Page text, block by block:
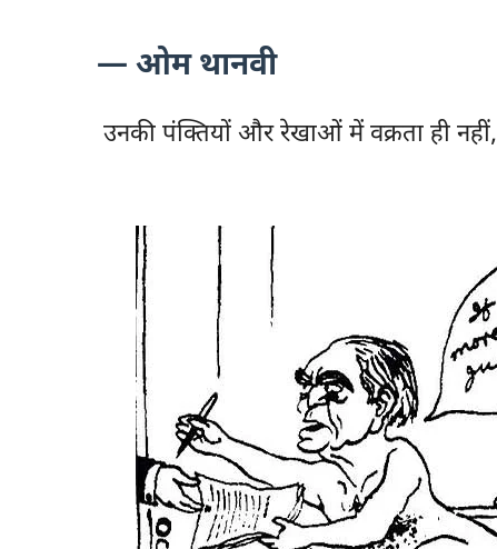
— ओम थानवी
उनकी पंक्तियों और रेखाओं में वक्रता ही